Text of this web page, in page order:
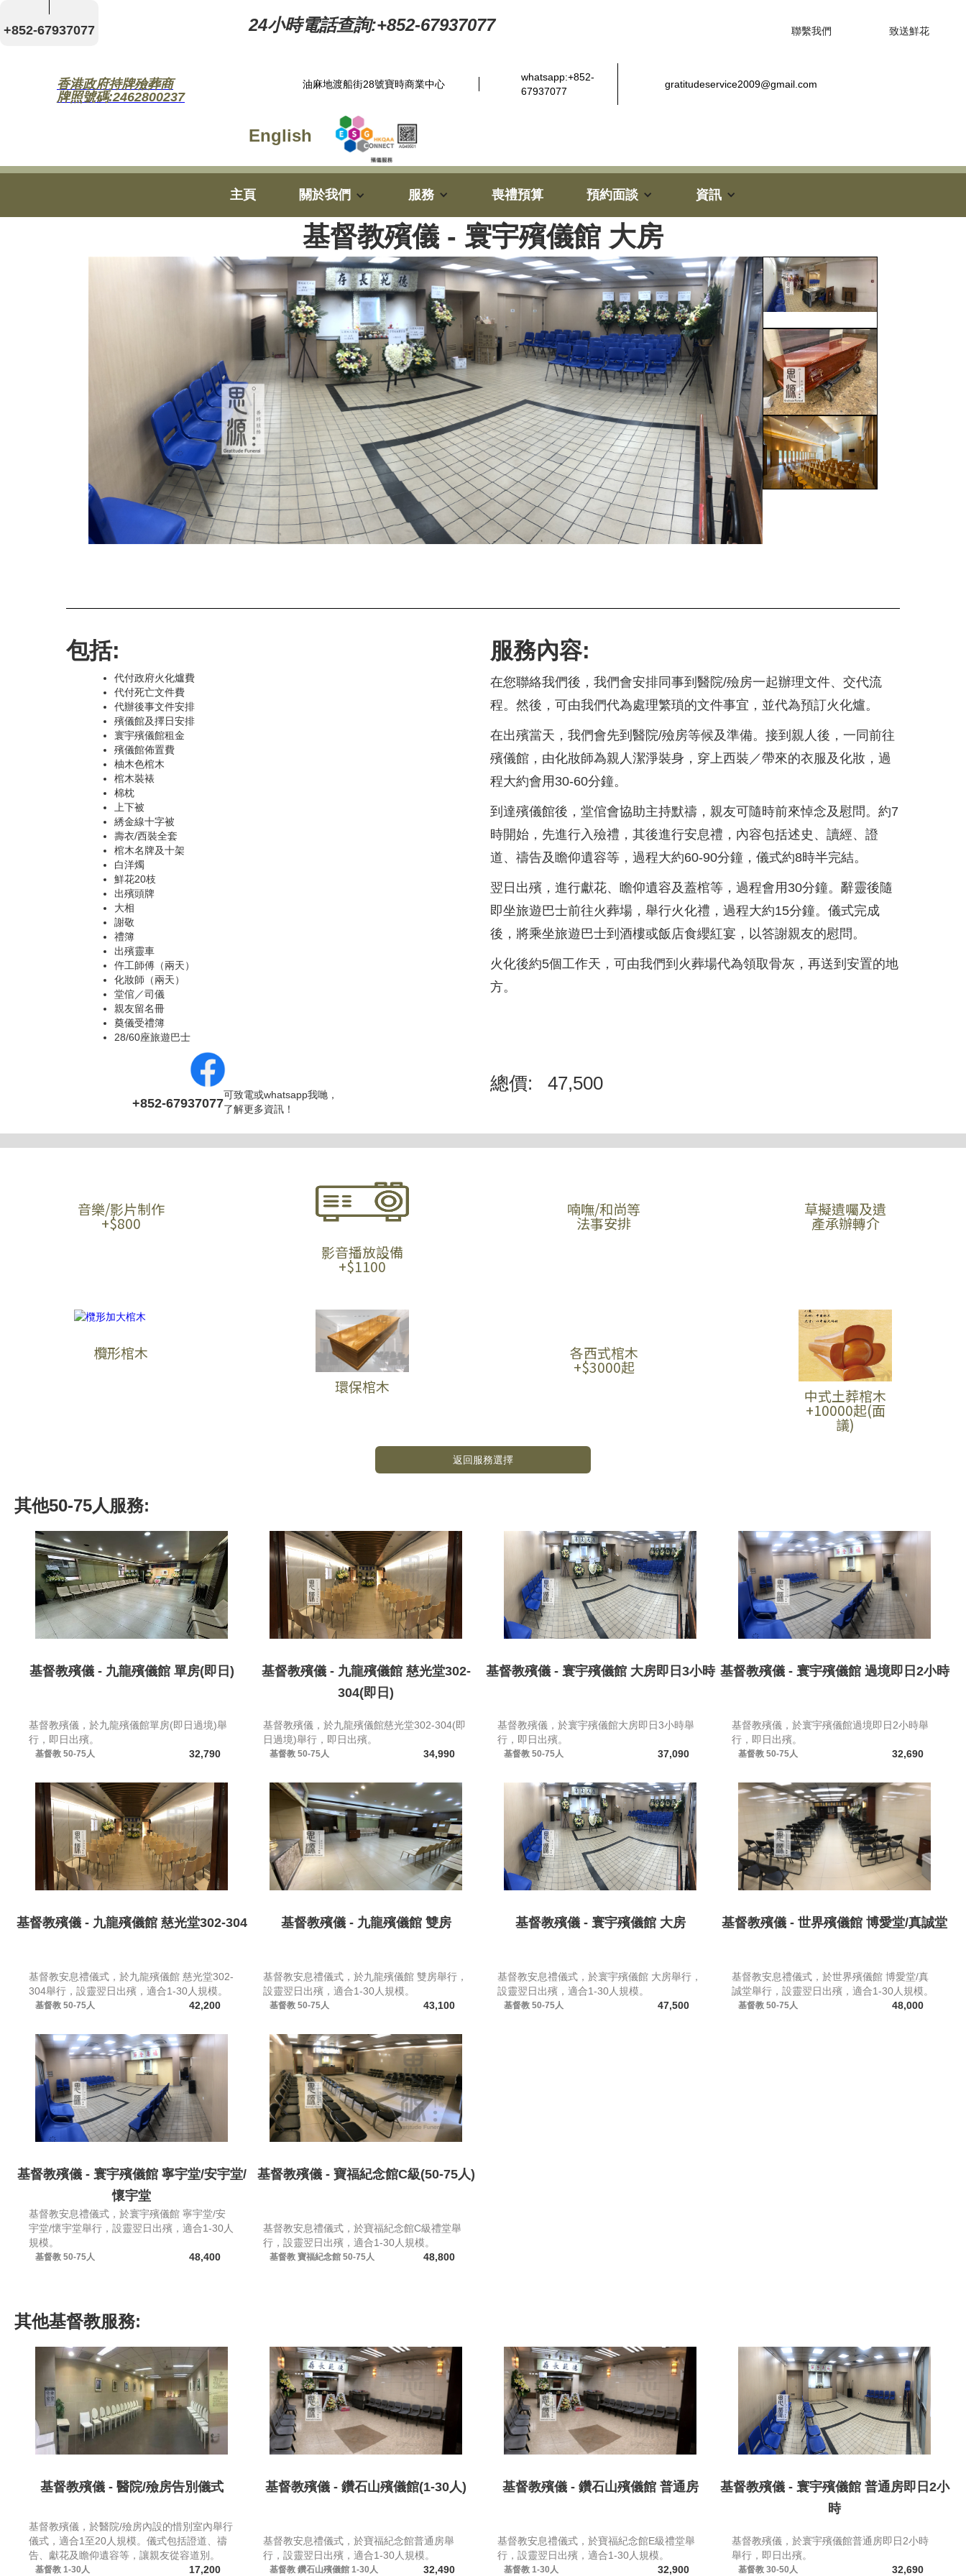
+852-67937077
香港政府持牌殮葬商
牌照號碼:2462800237
24小時電話查詢:+852-67937077 聯繫我們 致送鮮花
油麻地渡船街28號寶時商業中心
whatsapp:+852-
67937077
gratitudeservice2009@gmail.com
English
主頁 關於我們 服務 喪禮預算 預約面談 資訊
基督教殯儀 - 寰宇殯儀館 大房
包括:
代付政府火化爐費
代付死亡文件費
代辦後事文件安排
殯儀館及擇日安排
寰宇殯儀館租金
殯儀館佈置費
柚木色棺木
棺木裝裱
棉枕
上下被
綉金線十字被
壽衣/西裝全套
棺木名牌及十架
白洋燭
鮮花20枝
出殯頭牌
大相
謝敬
禮簿
出殯靈車
仵工師傅（兩天）
化妝師（兩天）
堂倌／司儀
親友留名冊
奠儀受禮簿
28/60座旅遊巴士
+852-67937077
可致電或whatsapp我哋，
了解更多資訊！
服務內容:
在您聯絡我們後，我們會安排同事到醫院/殮房一起辦理文件、交代流
程。然後，可由我們代為處理繁瑣的文件事宜，並代為預訂火化爐。
在出殯當天，我們會先到醫院/殮房等候及準備。接到親人後，一同前往
殯儀館，由化妝師為親人潔淨裝身，穿上西裝／帶來的衣服及化妝，過
程大約會用30-60分鐘。
到達殯儀館後，堂倌會協助主持默禱，親友可隨時前來悼念及慰問。約7
時開始，先進行入殮禮，其後進行安息禮，內容包括述史、讀經、證
道、禱告及瞻仰遺容等，過程大約60-90分鐘，儀式約8時半完結。
翌日出殯，進行獻花、瞻仰遺容及蓋棺等，過程會用30分鐘。辭靈後隨
即坐旅遊巴士前往火葬場，舉行火化禮，過程大約15分鐘。儀式完成
後，將乘坐旅遊巴士到酒樓或飯店食纓紅宴，以答謝親友的慰問。
火化後約5個工作天，可由我們到火葬場代為領取骨灰，再送到安置的地
方。
總價: 47,500
音樂/影片制作
+$800
影音播放設備
+$1100
喃嘸/和尚等
法事安排
草擬遺囑及遺
產承辦轉介
欖形棺木
環保棺木
各西式棺木
+$3000起
中式土葬棺木
+10000起(面
議)
返回服務選擇
其他50-75人服務:
基督教殯儀 - 九龍殯儀館 單房(即日)
基督教殯儀，於九龍殯儀館單房(即日過境)舉
行，即日出殯。
基督教 50-75人 32,790
基督教殯儀 - 九龍殯儀館 慈光堂302-
304(即日)
基督教殯儀，於九龍殯儀館慈光堂302-304(即
日過境)舉行，即日出殯。
基督教 50-75人 34,990
基督教殯儀 - 寰宇殯儀館 大房即日3小時
基督教殯儀，於寰宇殯儀館大房即日3小時舉
行，即日出殯。
基督教 50-75人 37,090
基督教殯儀 - 寰宇殯儀館 過境即日2小時
基督教殯儀，於寰宇殯儀館過境即日2小時舉
行，即日出殯。
基督教 50-75人 32,690
基督教殯儀 - 九龍殯儀館 慈光堂302-304
基督教安息禮儀式，於九龍殯儀館 慈光堂302-
304舉行，設靈翌日出殯，適合1-30人規模。
基督教 50-75人 42,200
基督教殯儀 - 九龍殯儀館 雙房
基督教安息禮儀式，於九龍殯儀館 雙房舉行，
設靈翌日出殯，適合1-30人規模。
基督教 50-75人 43,100
基督教殯儀 - 寰宇殯儀館 大房
基督教安息禮儀式，於寰宇殯儀館 大房舉行，
設靈翌日出殯，適合1-30人規模。
基督教 50-75人 47,500
基督教殯儀 - 世界殯儀館 博愛堂/真誠堂
基督教安息禮儀式，於世界殯儀館 博愛堂/真
誠堂舉行，設靈翌日出殯，適合1-30人規模。
基督教 50-75人 48,000
基督教殯儀 - 寰宇殯儀館 寧宇堂/安宇堂/
懷宇堂
基督教安息禮儀式，於寰宇殯儀館 寧宇堂/安
宇堂/懷宇堂舉行，設靈翌日出殯，適合1-30人
規模。
基督教 50-75人 48,400
基督教殯儀 - 寶福紀念館C級(50-75人)
基督教安息禮儀式，於寶福紀念館C級禮堂舉
行，設靈翌日出殯，適合1-30人規模。
基督教 寶福紀念館 50-75人 48,800
其他基督教服務:
基督教殯儀 - 醫院/殮房告別儀式
基督教殯儀，於醫院/殮房內設的惜別室內舉行
儀式，適合1至20人規模。儀式包括證道、禱
告、獻花及瞻仰遺容等，讓親友從容道別。
基督教 1-30人 17,200
基督教殯儀 - 鑽石山殯儀館(1-30人)
基督教安息禮儀式，於寶福紀念館普通房舉
行，設靈翌日出殯，適合1-30人規模。
基督教 鑽石山殯儀館 1-30人 32,490
基督教殯儀 - 鑽石山殯儀館 普通房
基督教安息禮儀式，於寶福紀念館E級禮堂舉
行，設靈翌日出殯，適合1-30人規模。
基督教 1-30人 32,900
基督教殯儀 - 寰宇殯儀館 普通房即日2小
時
基督教殯儀，於寰宇殯儀館普通房即日2小時
舉行，即日出殯。
基督教 30-50人 32,690